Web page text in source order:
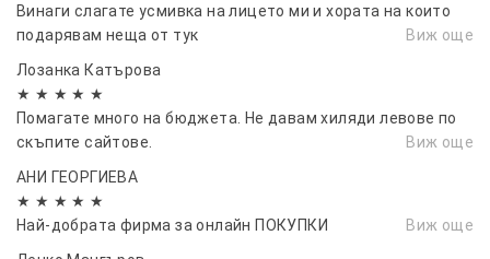
Винаги слагате усмивка на лицето ми и хората на които
подарявам неща от тук
Виж още
Лозанка Катърова
★ ★ ★ ★ ★
Помагате много на бюджета. Не давам хиляди левове по
скъпите сайтове.
Виж още
АНИ ГЕОРГИЕВА
★ ★ ★ ★ ★
Най-добрата фирма за онлайн ПОКУПКИ
Виж още